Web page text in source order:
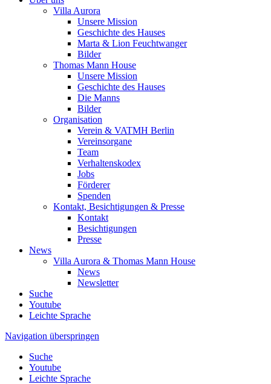
Villa Aurora
Unsere Mission
Geschichte des Hauses
Marta & Lion Feuchtwanger
Bilder
Thomas Mann House
Unsere Mission
Geschichte des Hauses
Die Manns
Bilder
Organisation
Verein & VATMH Berlin
Vereinsorgane
Team
Verhaltenskodex
Jobs
Förderer
Spenden
Kontakt, Besichtigungen & Presse
Kontakt
Besichtigungen
Presse
News
Villa Aurora & Thomas Mann House
News
Newsletter
Suche
Youtube
Leichte Sprache
Navigation überspringen
Suche
Youtube
Leichte Sprache